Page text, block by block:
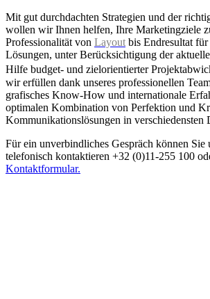
Mit gut durchdachten Strategien und der
wollen wir Ihnen helfen, Ihre Marketingziele
Professionalität von Layout bis Endresultat
Lösungen, unter Berücksichtigung der
Hilfe budget- und zielorientierter
wir erfüllen dank unseres professionellen
grafisches Know-How und internationale
optimalen Kombination von Perfektion und
Kommunikationslösungen in verschiedensten
Für ein unverbindliches Gespräch können Sie
telefonisch kontaktieren +32 (0)11-255 100
Kontaktformular.